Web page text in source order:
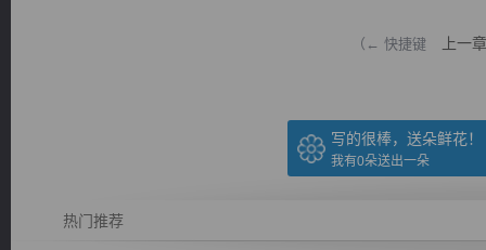
（← 快捷键 上一章
写的很棒，送朵鲜花！
我有0朵送出一朵
热门推荐